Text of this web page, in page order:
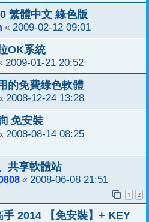
繁體中文 綠色版
« 2009-02-12 09:01
OK系統
2009-01-21 20:52
的免費綠色軟體
2008-12-24 13:28
免安裝
2008-08-14 08:25
共享軟體站
« 2008-06-08 21:51
1 2
2014 【免安裝】+ KEY